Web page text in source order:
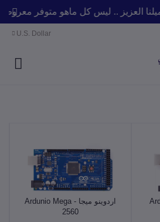
عميلنا العزيز .. ليس كل ماهو متوفر
U.S. Dollar
اردوينو ميجا - Ardunio Mega
2560